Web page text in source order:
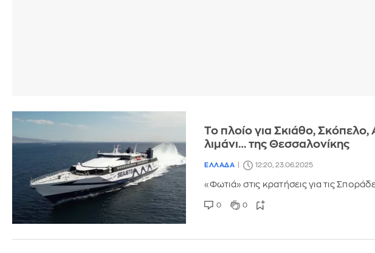
Το πλοίο για Σκιάθο,
λιμάνι… της Θεσσαλονίκης
ΕΛΛΑΔΑ 12:20, 23.06.2025
«Φωτιά» στις κρατήσεις για τις
0 0